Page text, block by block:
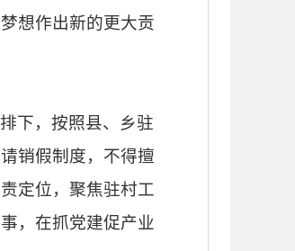
想作出新的更大贡
下，按照县、乡驻
销假制度，不得擅
定位，聚焦驻村工
，在抓党建促产业